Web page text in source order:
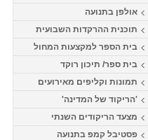
אולפן בתנועה
תוכנית ההרקדות השבועית
בית הספר למקצעות המחול
בית ספר/ תיכון רוקד
תמונות וקליפים מאירועים
'הריקוד של המדינה'
מצעד הריקודים השנתי
פסטיבל קמפ בתנועה